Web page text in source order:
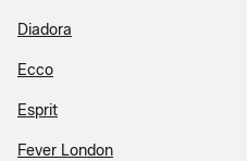
Diadora
Ecco
Esprit
Fever London